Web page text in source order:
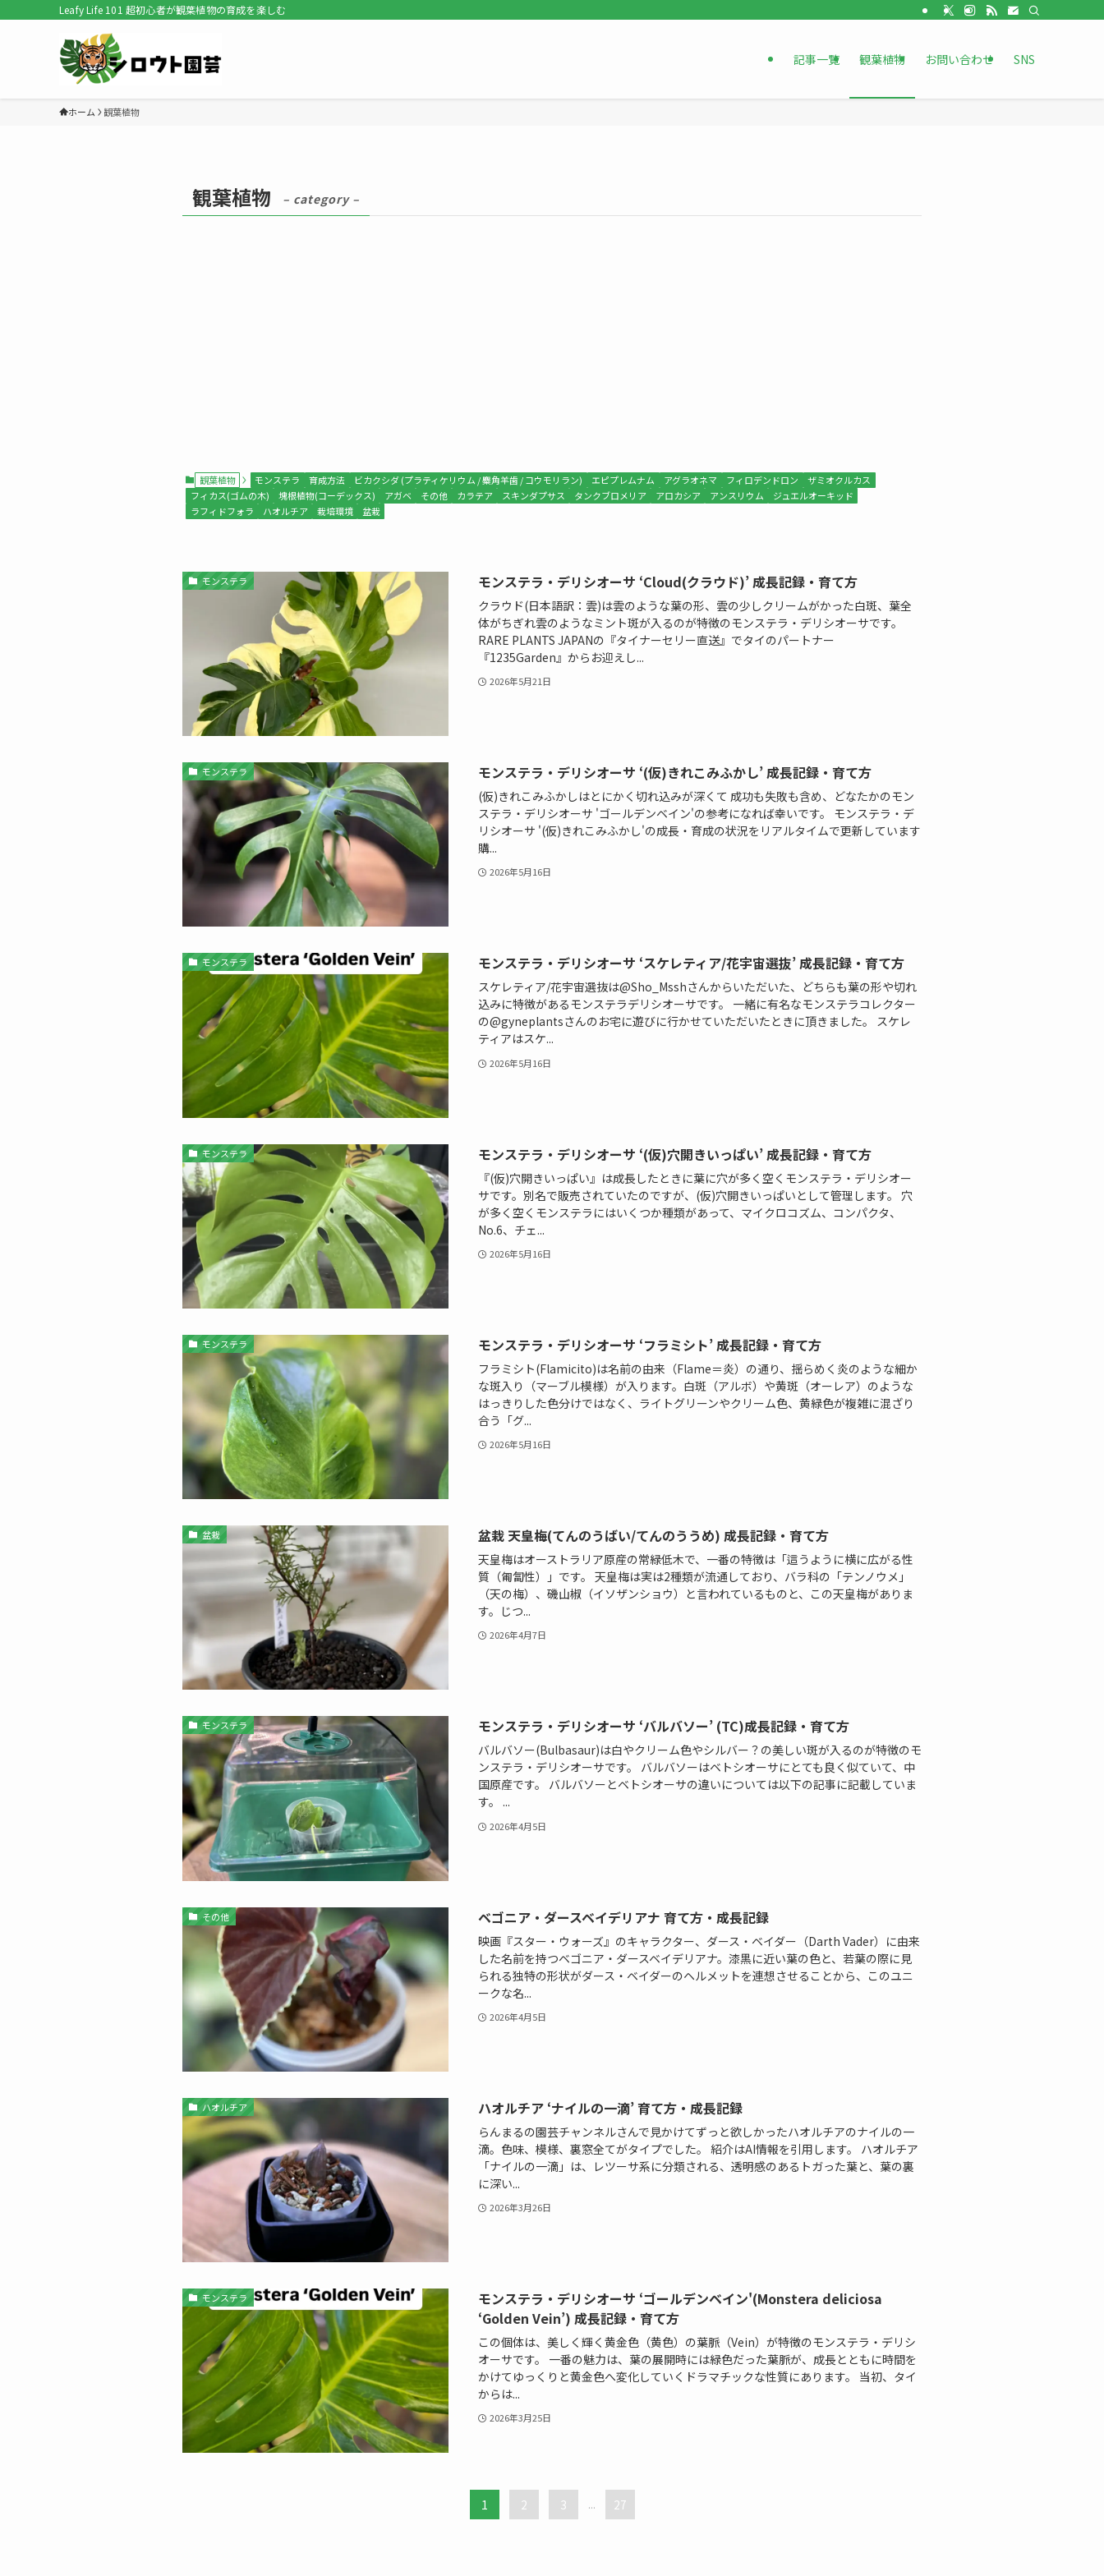
Leafy Life 101 超初心者が観葉植物の育成を楽しむ
記事一覧 観葉植物 お問い合わせ SNS
ホーム 観葉植物
観葉植物 – category –
観葉植物 モンステラ 育成方法 ビカクシダ (プラティケリウム / 麋角羊歯 / コウモリラン) エピプレムナム アグラオネマ フィロデンドロン
ザミオクルカス
フィカス(ゴムの木)
塊根植物(コーデックス) アガベ その他 カラテア スキンダプサス タンクブロメリア アロカシア アンスリウム
ジュエルオーキッド
ラフィドフォラ
ハオルチア 栽培環境 盆栽
モンステラ モンステラ・デリシオーサ ‘Cloud(クラウド)’ 成長記録・育て方
クラウド(日本語訳：雲)は雲のような葉の形、雲の少しクリームがかった白斑、葉全
体がちぎれ雲のようなミント斑が入るのが特徴のモンステラ・デリシオーサです。
RARE PLANTS JAPANの『タイナーセリー直送』でタイのパートナー
『1235Garden』からお迎えし...
2026年5月21日
モンステラ モンステラ・デリシオーサ ‘(仮)きれこみふかし’ 成長記録・育て方
(仮)きれこみふかしはとにかく切れ込みが深くて 成功も失敗も含め、どなたかのモン
ステラ・デリシオーサ 'ゴールデンベイン'の参考になれば幸いです。 モンステラ・デ
リシオーサ '(仮)きれこみふかし'の成長・育成の状況をリアルタイムで更新しています
購...
2026年5月16日
モンステラ モンステラ・デリシオーサ ‘スケレティア/花宇宙選抜’ 成長記録・育て方
スケレティア/花宇宙選抜は@Sho_Msshさんからいただいた、どちらも葉の形や切れ
込みに特徴があるモンステラデリシオーサです。 一緒に有名なモンステラコレクター
の@gyneplantsさんのお宅に遊びに行かせていただいたときに頂きました。 スケレ
ティアはスケ...
2026年5月16日
モンステラ モンステラ・デリシオーサ ‘(仮)穴開きいっぱい’ 成長記録・育て方
『(仮)穴開きいっぱい』は成長したときに葉に穴が多く空くモンステラ・デリシオー
サです。別名で販売されていたのですが、(仮)穴開きいっぱいとして管理します。 穴
が多く空くモンステラにはいくつか種類があって、マイクロコズム、コンパクタ、
No.6、チェ...
2026年5月16日
モンステラ モンステラ・デリシオーサ ‘フラミシト’ 成長記録・育て方
フラミシト(Flamicito)は名前の由来（Flame＝炎）の通り、揺らめく炎のような細か
な斑入り（マーブル模様）が入ります。白斑（アルボ）や黄斑（オーレア）のような
はっきりした色分けではなく、ライトグリーンやクリーム色、黄緑色が複雑に混ざり
合う「グ...
2026年5月16日
盆栽 盆栽 天皇梅(てんのうばい/てんのううめ) 成長記録・育て方
天皇梅はオーストラリア原産の常緑低木で、一番の特徴は「這うように横に広がる性
質（匍匐性）」です。 天皇梅は実は2種類が流通しており、バラ科の「テンノウメ」
（天の梅）、磯山椒（イソザンショウ）と言われているものと、この天皇梅がありま
す。じつ...
2026年4月7日
モンステラ モンステラ・デリシオーサ ‘バルバソー’ (TC)成長記録・育て方
バルバソー(Bulbasaur)は白やクリーム色やシルバー？の美しい斑が入るのが特徴のモ
ンステラ・デリシオーサです。 バルバソーはベトシオーサにとても良く似ていて、中
国原産です。 バルバソーとベトシオーサの違いについては以下の記事に記載していま
す。 ...
2026年4月5日
その他 ベゴニア・ダースベイデリアナ 育て方・成長記録
映画『スター・ウォーズ』のキャラクター、ダース・ベイダー（Darth Vader）に由来
した名前を持つベゴニア・ダースベイデリアナ。漆黒に近い葉の色と、若葉の際に見
られる独特の形状がダース・ベイダーのヘルメットを連想させることから、このユニ
ークな名...
2026年4月5日
ハオルチア ハオルチア ‘ナイルの一滴’ 育て方・成長記録
らんまるの園芸チャンネルさんで見かけてずっと欲しかったハオルチアのナイルの一
滴。色味、模様、裏窓全てがタイプでした。 紹介はAI情報を引用します。 ハオルチア
「ナイルの一滴」は、レツーサ系に分類される、透明感のあるトガった葉と、葉の裏
に深い...
2026年3月26日
モンステラ
モンステラ・デリシオーサ ‘ゴールデンベイン'(Monstera deliciosa
‘Golden Vein’) 成長記録・育て方
この個体は、美しく輝く黄金色（黄色）の葉脈（Vein）が特徴のモンステラ・デリシ
オーサです。 一番の魅力は、葉の展開時には緑色だった葉脈が、成長とともに時間を
かけてゆっくりと黄金色へ変化していくドラマチックな性質にあります。 当初、タイ
からは...
2026年3月25日
1 2 3 ... 27